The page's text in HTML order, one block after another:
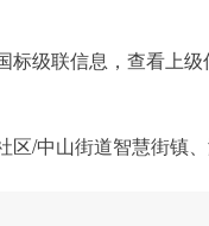
级联信息，查看上级
/中山街道智慧街镇、